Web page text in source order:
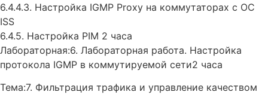
6.4.4.3. Настройка IGMP Proxy на коммутаторах с ОС
ISS
6.4.5. Настройка PIM 2 часа
Лабораторная:6. Лабораторная работа. Настройка
протокола IGMP в коммутируемой сети2 часа
Тема:7. Фильтрация трафика и управление качеством